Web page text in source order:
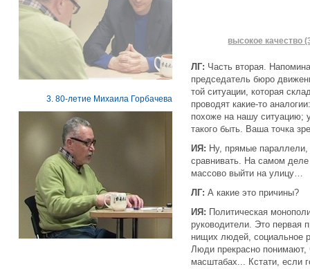
3. 80-летие Михаила Горбачева
высокое качество
ЛГ: Часть вторая.
председатель бюро
той ситуации, которая
проводят какие-то
похоже на нашу ситуацию;
такого быть. Ваша точка
ИЯ: Ну, прямые параллели,
сравнивать. На самом
массово выйти на улицу…
ЛГ: А какие это причины?
ИЯ: Политическая
руководители. Это первая
нищих людей, социальное
Люди прекрасно понимают,
масштабах... Кстати, если